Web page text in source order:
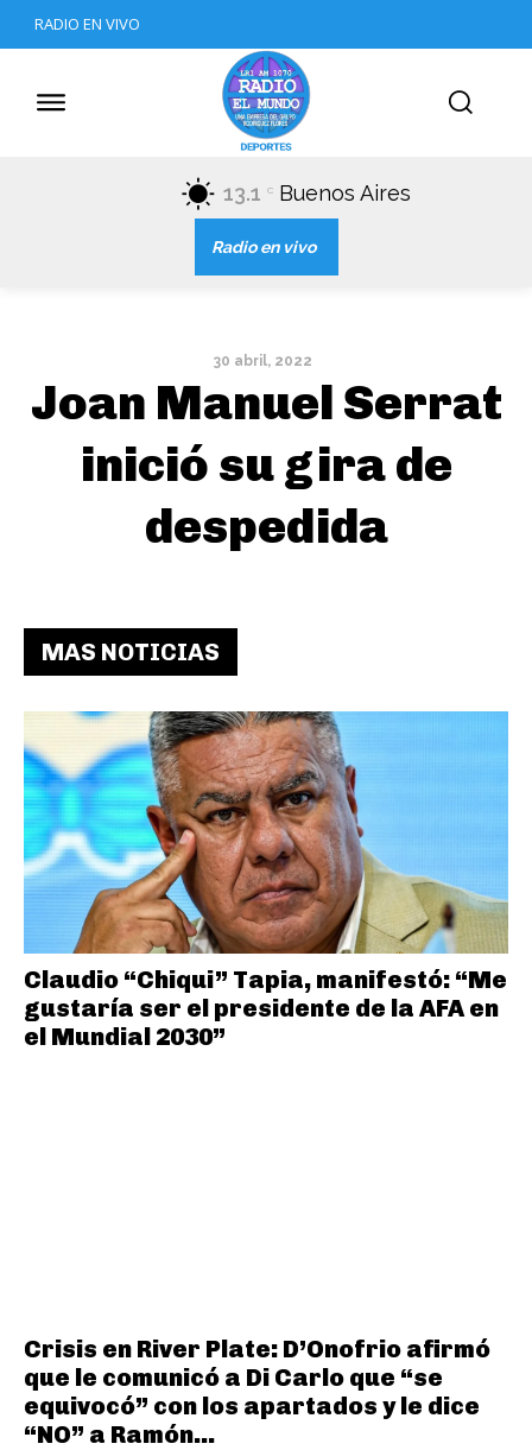
RADIO EN VIVO
13.1 C Buenos Aires
Radio en vivo
30 abril, 2022
Joan Manuel Serrat
inició su gira de
despedida
MAS NOTICIAS
Claudio “Chiqui” Tapia, manifestó: “Me
gustaría ser el presidente de la AFA en
el Mundial 2030”
Crisis en River Plate: D’Onofrio afirmó
que le comunicó a Di Carlo que “se
equivocó” con los apartados y le dice
“NO” a Ramón...